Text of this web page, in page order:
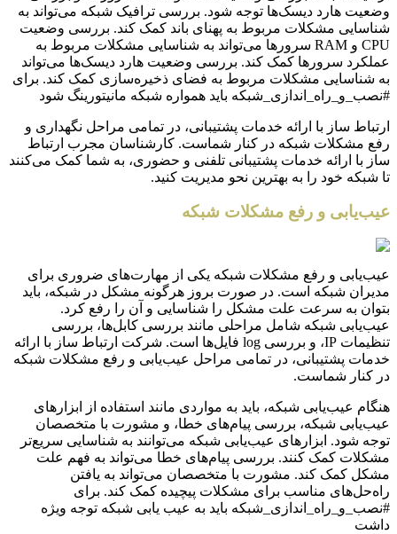
وضعیت هارد دیسک‌ها توجه شود. بررسی ترافیک شبکه می‌تواند به
شناسایی مشکلات مربوط به پهنای باند کمک کند. بررسی وضعیت
CPU و RAM سرورها می‌تواند به شناسایی مشکلات مربوط به
عملکرد سرورها کمک کند. بررسی وضعیت هارد دیسک‌ها می‌تواند
به شناسایی مشکلات مربوط به فضای ذخیره‌سازی کمک کند. برای
#نصب_و_راه_اندازی_شبکه باید همواره شبکه مانیتورینگ شود
ارتباط ساز با ارائه خدمات پشتیبانی، در تمامی مراحل نگهداری و
رفع مشکلات شبکه در کنار شماست. کارشناسان مجرب ارتباط
ساز با ارائه خدمات پشتیبانی تلفنی و حضوری، به شما کمک می‌کنند
تا شبکه خود را به بهترین نحو مدیریت کنید.
عیب‌یابی و رفع مشکلات شبکه
عیب‌یابی و رفع مشکلات شبکه یکی از مهارت‌های ضروری برای
مدیران شبکه است. در صورت بروز هرگونه مشکل در شبکه، باید
بتوان به سرعت علت مشکل را شناسایی و آن را رفع کرد.
عیب‌یابی شبکه شامل مراحلی مانند بررسی کابل‌ها، بررسی
تنظیمات IP، و بررسی log فایل‌ها است. شرکت ارتباط ساز با ارائه
خدمات پشتیبانی، در تمامی مراحل عیب‌یابی و رفع مشکلات شبکه
در کنار شماست.
هنگام عیب‌یابی شبکه، باید به مواردی مانند استفاده از ابزارهای
عیب‌یابی شبکه، بررسی پیام‌های خطا، و مشورت با متخصصان
توجه شود. ابزارهای عیب‌یابی شبکه می‌توانند به شناسایی سریع‌تر
مشکلات کمک کنند. بررسی پیام‌های خطا می‌تواند به فهم علت
مشکل کمک کند. مشورت با متخصصان می‌تواند به یافتن
راه‌حل‌های مناسب برای مشکلات پیچیده کمک کند. برای
#نصب_و_راه_اندازی_شبکه باید به عیب یابی شبکه توجه ویژه
داشت